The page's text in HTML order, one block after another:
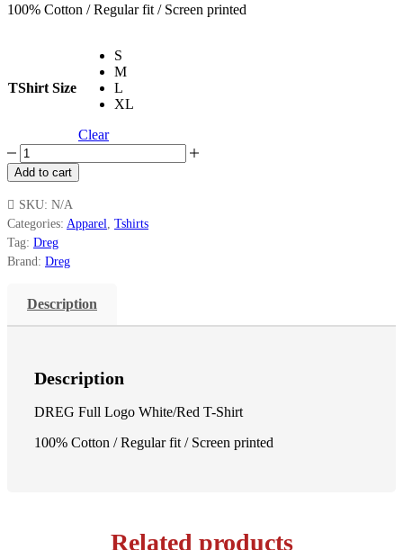
100% Cotton / Regular fit / Screen printed
TShirt Size
S
M
L
XL
Clear
DREG
Full
Logo
White/Red
Shirt
quantity
Add to cart
SKU: N/A
Categories: Apparel
Tshirts
Tag: Dreg
Brand: Dreg
Description
Description
DREG Full Logo White/Red T-Shirt
100% Cotton / Regular fit / Screen printed
Related products